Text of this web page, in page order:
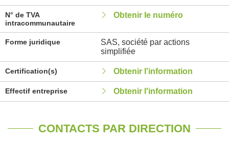
N° de TVA
intracommunautaire
Obtenir le numéro
Forme juridique
SAS, société par actions
simplifiée
Certification(s) Obtenir l'information
Effectif entreprise Obtenir l'information
CONTACTS PAR DIRECTION